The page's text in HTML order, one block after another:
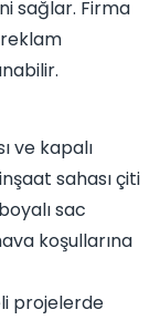
sağlar. Firma
ve kapalı
sahası çiti
sac
koşullarına
projelerde